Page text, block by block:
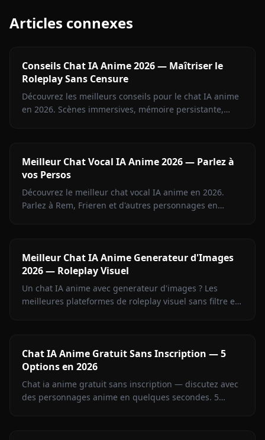
Articles connexes
Conseils Chat IA Anime 2026 — Maîtriser le
Roleplay Sans Censure
Découvrez les meilleurs conseils pour le chat IA anime
en 2026. Scènes immersives, mémoire persistante,
Meilleur Chat Vocal IA Anime 2026 — Parlez à
vos Persos
Découvrez le meilleur chat vocal IA anime en 2026.
Parlez à Rem, Frieren et d'autres personnages en
Meilleur Chat IA Anime Generateur d'Images
2026 — Roleplay Visuel
Un chat IA anime avec generateur d'images ? Les
meilleures plateformes de roleplay visuel sans filtre en
Chat IA Anime Gratuit Sans Inscription — 5
Options en 2026
Chat ia anime gratuit sans inscription — discutez avec
des personnages anime en quelques secondes. 5